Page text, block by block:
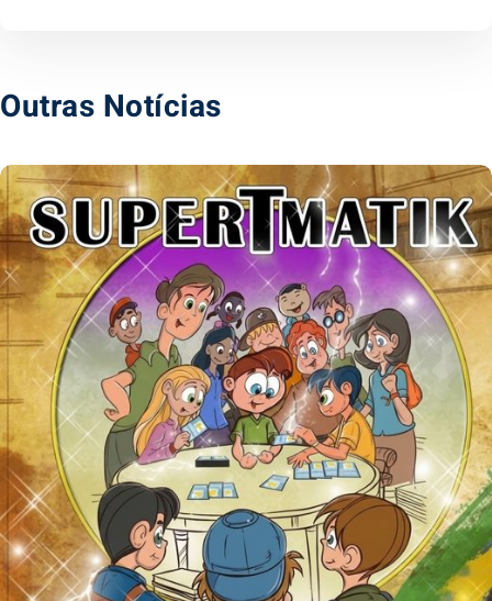
Outras Notícias